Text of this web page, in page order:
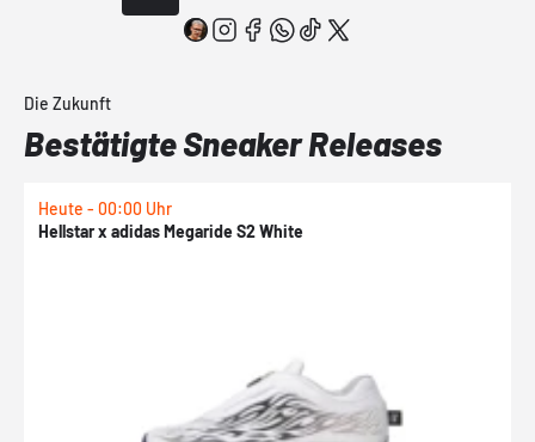
Die Zukunft
Bestätigte Sneaker Releases
Heute - 00:00 Uhr
Hellstar x adidas Megaride S2 White